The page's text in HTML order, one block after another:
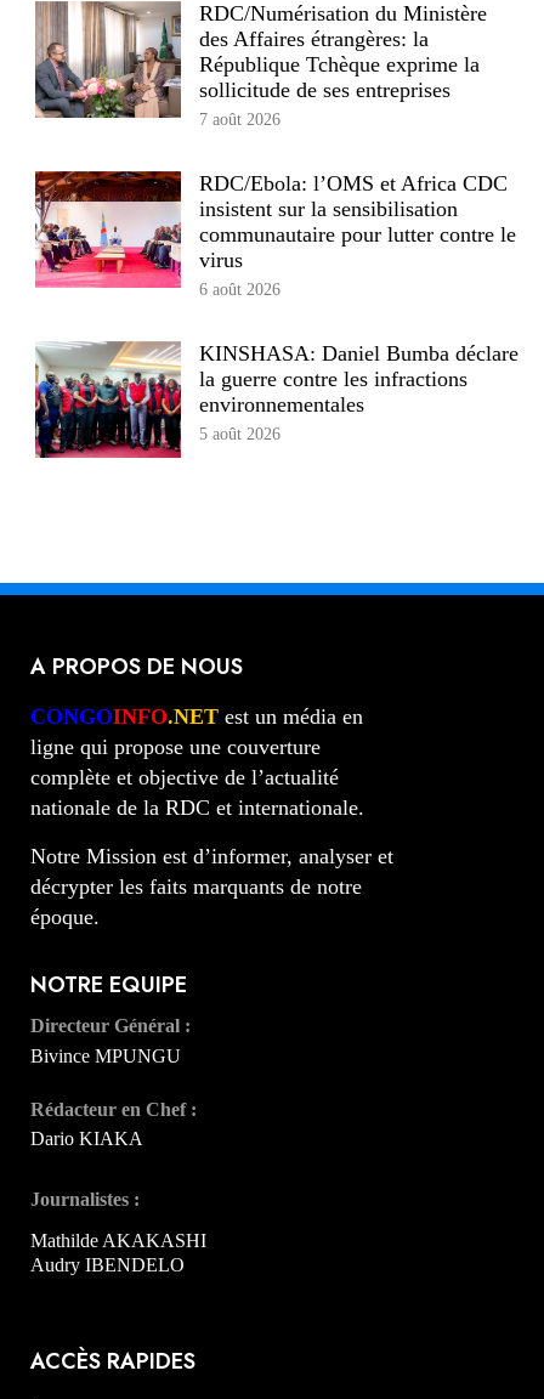
RDC/Numérisation du Ministère
des Affaires étrangères: la
République Tchèque exprime la
sollicitude de ses entreprises
7 août 2026
RDC/Ebola: l’OMS et Africa CDC
insistent sur la sensibilisation
communautaire pour lutter contre le
virus
6 août 2026
KINSHASA: Daniel Bumba déclare
la guerre contre les infractions
environnementales
5 août 2026
A PROPOS DE NOUS
CONGOINFO.NET est un média en
ligne qui propose une couverture
complète et objective de l’actualité
nationale de la RDC et internationale.
Notre Mission est d’informer, analyser et
décrypter les faits marquants de notre
époque.
NOTRE EQUIPE
Directeur Général :
Bivince MPUNGU
Rédacteur en Chef :
Dario KIAKA
Journalistes :
Mathilde AKAKASHI
Audry IBENDELO
ACCÈS RAPIDES